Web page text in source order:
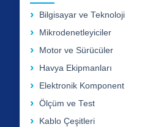
Bilgisayar ve Teknoloji
Mikrodenetleyiciler
Motor ve Sürücüler
Havya Ekipmanları
Elektronik Komponent
Ölçüm ve Test
Kablo Çeşitleri